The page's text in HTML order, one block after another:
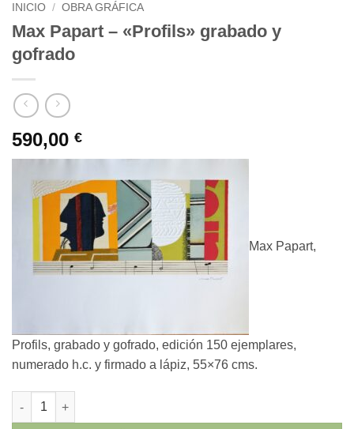
INICIO / OBRA GRÁFICA
Max Papart – «Profils» grabado y
gofrado
590,00 €
Max Papart,
Profils, grabado y gofrado, edición 150 ejemplares,
numerado h.c. y firmado a lápiz, 55×76 cms.
Max Papart - "Profils" grabado y gofrado cantidad